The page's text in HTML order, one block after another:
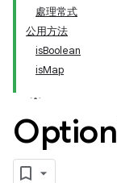
處理常式
公用方法
isBoolean
isMap
Option